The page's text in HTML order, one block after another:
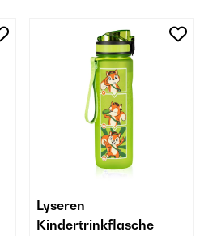
Lyseren
Kindertrinkflasche